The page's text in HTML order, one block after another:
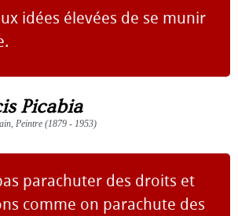
idées élevées de se munir
Picabia
Peintre (1879 - 1953)
parachuter des droits et
comme on parachute des